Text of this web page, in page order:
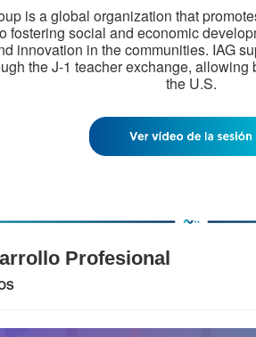
is a global organization that
fostering social and economic
innovation in the communities. IAG
the J-1 teacher exchange,
the U.S.
Profesional